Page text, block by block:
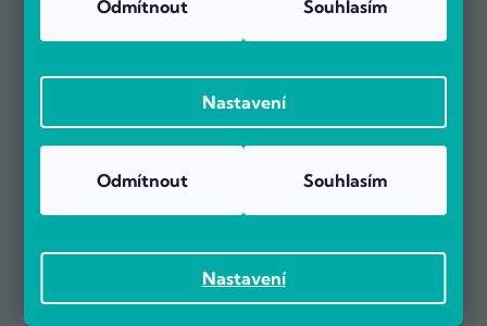
Nastavení
Odmítnout Souhlasím
Nastavení
Odmítnout Souhlasím
OVĚŘENO ZÁKAZNÍKY
Už více než 5000 zákazníků nás doporučuje na základě recenzí
na portálu Heureka.cz.
Recenze zákazníků z Heureky